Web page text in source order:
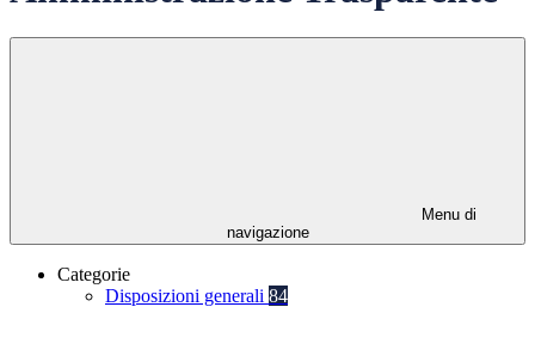
Menu di
navigazione
Categorie
Disposizioni generali 84